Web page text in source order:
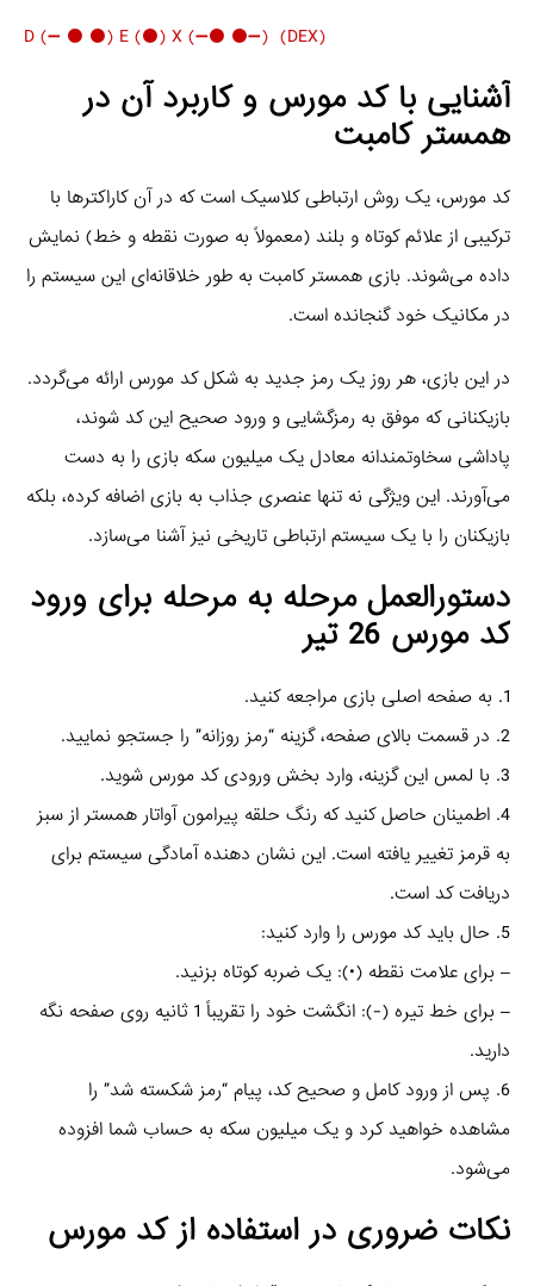
(D (➖ ⚫️ ⚫️) E (⚫️) X (➖⚫️ ⚫️➖) (DEX
آشنایی با کد مورس و کاربرد آن در
همستر کامبت
کد مورس، یک روش ارتباطی کلاسیک است که در آن کاراکترها با
ترکیبی از علائم کوتاه و بلند (معمولاً به صورت نقطه و خط) نمایش
داده می‌شوند. بازی همستر کامبت به طور خلاقانه‌ای این سیستم را
در مکانیک خود گنجانده است.
در این بازی، هر روز یک رمز جدید به شکل کد مورس ارائه می‌گردد.
بازیکنانی که موفق به رمزگشایی و ورود صحیح این کد شوند،
پاداشی سخاوتمندانه معادل یک میلیون سکه بازی را به دست
می‌آورند. این ویژگی نه تنها عنصری جذاب به بازی اضافه کرده، بلکه
بازیکنان را با یک سیستم ارتباطی تاریخی نیز آشنا می‌سازد.
دستورالعمل مرحله به مرحله برای ورود
کد مورس 26 تیر
1. به صفحه اصلی بازی مراجعه کنید.
2. در قسمت بالای صفحه، گزینه “رمز روزانه” را جستجو نمایید.
3. با لمس این گزینه، وارد بخش ورودی کد مورس شوید.
4. اطمینان حاصل کنید که رنگ حلقه پیرامون آواتار همستر از سبز
به قرمز تغییر یافته است. این نشان دهنده آمادگی سیستم برای
دریافت کد است.
5. حال باید کد مورس را وارد کنید:
– برای علامت نقطه (•): یک ضربه کوتاه بزنید.
– برای خط تیره (-): انگشت خود را تقریباً 1 ثانیه روی صفحه نگه
دارید.
6. پس از ورود کامل و صحیح کد، پیام “رمز شکسته شد” را
مشاهده خواهید کرد و یک میلیون سکه به حساب شما افزوده
می‌شود.
نکات ضروری در استفاده از کد مورس